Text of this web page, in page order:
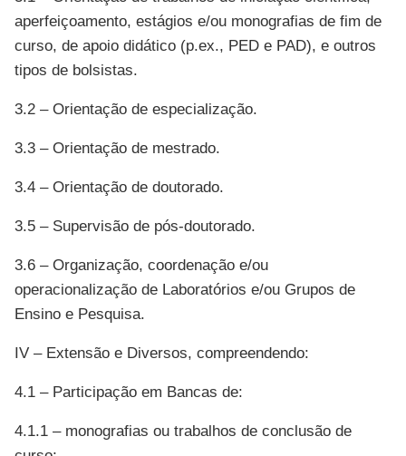
aperfeiçoamento, estágios e/ou monografias de fim de
curso, de apoio didático (p.ex., PED e PAD), e outros
tipos de bolsistas.
3.2 – Orientação de especialização.
3.3 – Orientação de mestrado.
3.4 – Orientação de doutorado.
3.5 – Supervisão de pós-doutorado.
3.6 – Organização, coordenação e/ou
operacionalização de Laboratórios e/ou Grupos de
Ensino e Pesquisa.
IV – Extensão e Diversos, compreendendo:
4.1 – Participação em Bancas de:
4.1.1 – monografias ou trabalhos de conclusão de